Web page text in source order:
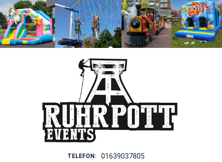
Skip
to
content
TELEFON: 01639037805